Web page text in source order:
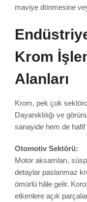
maviye dönmesine
Krom
Alanları
Krom, pek çok
Dayanıklılığı ve
sanayide hem de hafif
Otomotiv Sektörü:
Motor aksamları,
detaylar paslanmaz
ömürlü hâle gelir.
etkenlere açık